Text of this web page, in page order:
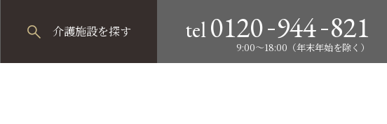
介護施設を探す tel0120-944-821
9:00～18:00（年末年始を除く）